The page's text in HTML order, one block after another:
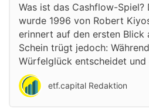
Was ist das Cashflow-Spiel?
wurde 1996 von Robert
erinnert auf den ersten Blick
Schein trügt jedoch:
Würfelglück entscheidet
etf.capital Redaktion